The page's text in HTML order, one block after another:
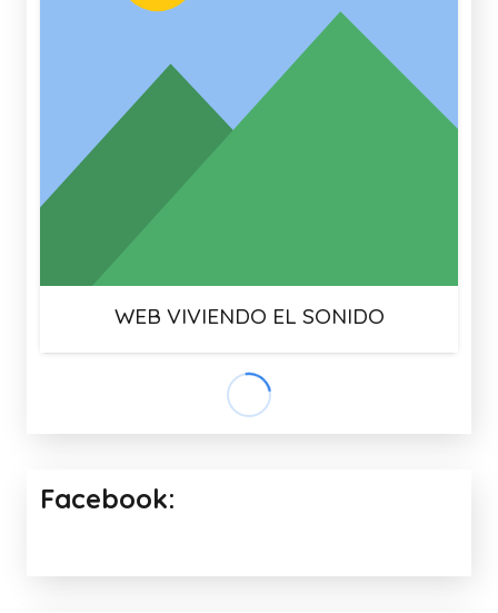
WEB VIVIENDO EL SONIDO